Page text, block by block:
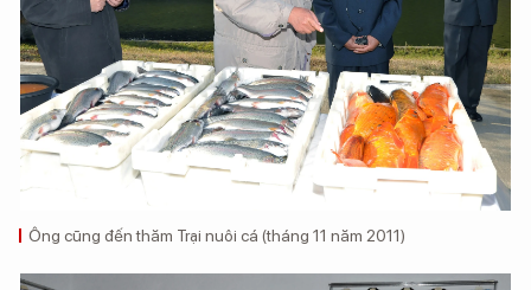
Ông cũng đến thăm Trại nuôi cá (tháng 11 năm 2011)